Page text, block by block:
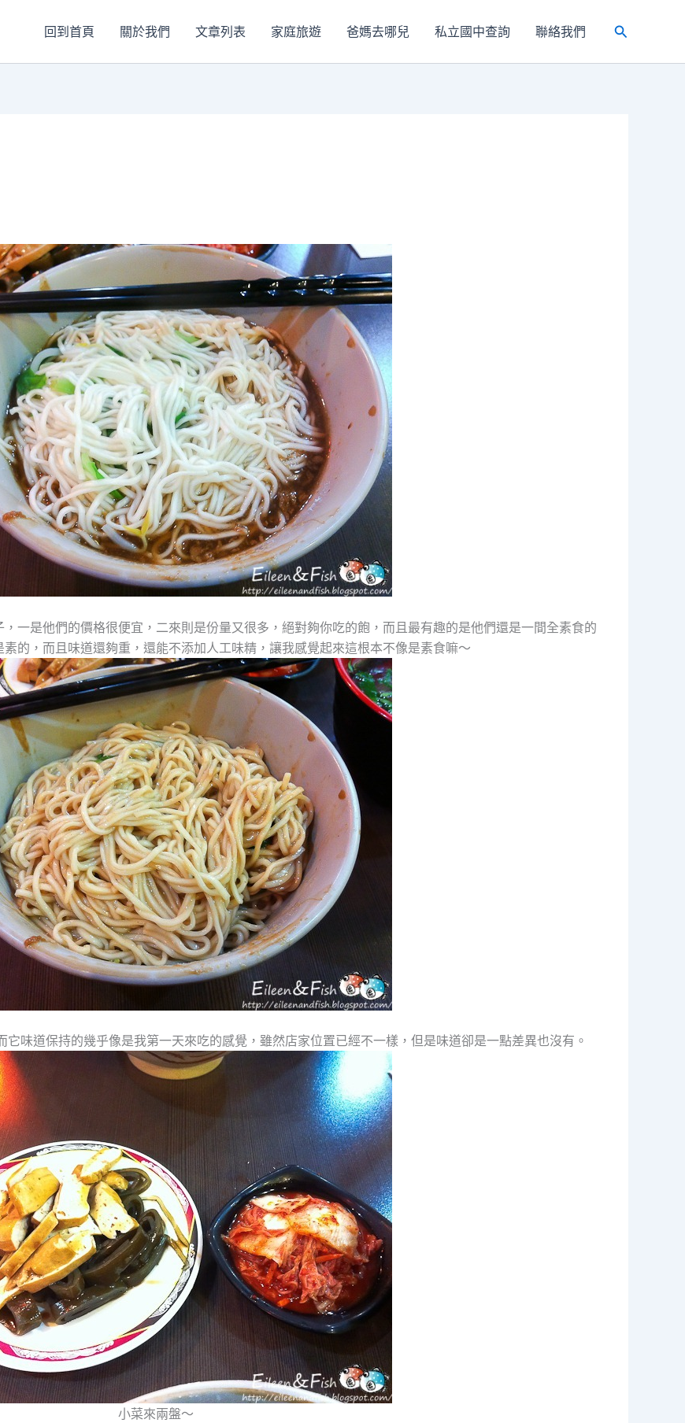
回到首頁 關於我們 文章列表 家庭旅遊 爸媽去哪兒 私立國中查詢 聯絡我們
搜
一是他們的價格很便宜，二來則是份量又很多，絕對夠你吃的飽，而且最有趣的是他們還是一間全素食的
的，而且味道還夠重，還能不添加人工味精，讓我感覺起來這根本不像是素食嘛～
味道保持的幾乎像是我第一天來吃的感覺，雖然店家位置已經不一樣，但是味道卻是一點差異也沒有。
小菜來兩盤～